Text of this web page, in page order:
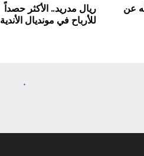
عن ريال مدريد.. الأكثر حصداً
للأرباح في مونديال الأندية